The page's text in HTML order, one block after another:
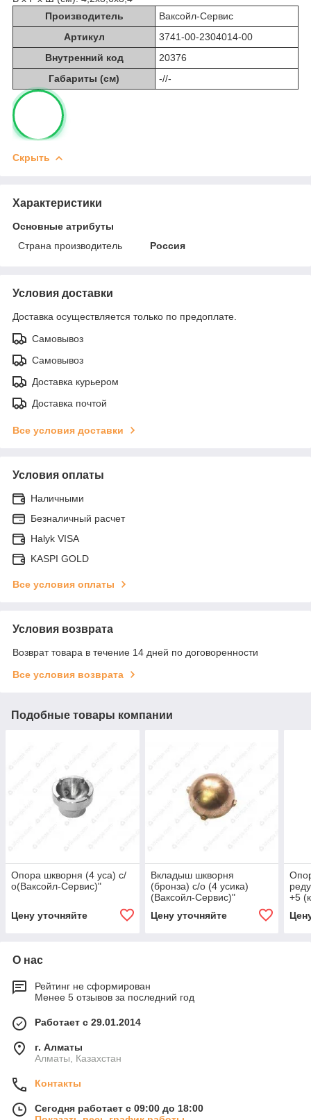
Производитель
Ваксойл-Сервис
Артикул
3741-00-2304014-00
Внутренний код
20376
Габариты (см)
-//-
Скрыть
Характеристики
Основные атрибуты
Страна производитель
Россия
Условия доставки
Доставка осуществляется только по предоплате.
Самовывоз
Самовывоз
Доставка курьером
Доставка почтой
Все условия доставки
Условия оплаты
Наличными
Безналичный расчет
Halyk VISA
KASPI GOLD
Все условия оплаты
Условия возврата
Возврат товара в течение 14 дней по договоренности
Все условия возврата
Подобные товары компании
Опора шкворня (4 уса) с/
о(Ваксойл-Сервис)"
Цену уточняйте
Вкладыш шкворня
(бронза) с/о (4 усика)
(Ваксойл-Сервис)"
Цену уточняйте
+5
О нас
Рейтинг не сформирован
Менее 5 отзывов за последний год
Работает с 29.01.2014
г. Алматы
Алматы, Казахстан
Контакты
Сегодня работает с 09:00 до 18:00